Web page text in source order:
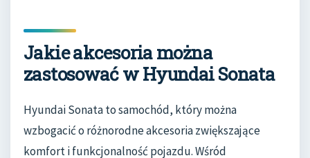
Jakie akcesoria można
zastosować w Hyundai Sonata
Hyundai Sonata to samochód, który można
wzbogacić o różnorodne akcesoria zwiększające
komfort i funkcjonalność pojazdu. Wśród